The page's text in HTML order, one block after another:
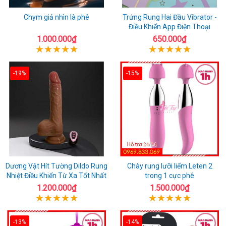
Chym giả nhìn là phê
1.000.000₫
Trứng Rung Hai Đầu Vibrator -
Điều Khiển App Điện Thoại
650.000₫
-19%
Dương Vật Hít Tường Dildo Rung
Nhiệt Điều Khiển Từ Xa Tốt Nhất
1.200.000₫
-15%
Chày rung lưỡi liếm Leten 2
trong 1 cực phê
1.500.000₫
-13% -14%